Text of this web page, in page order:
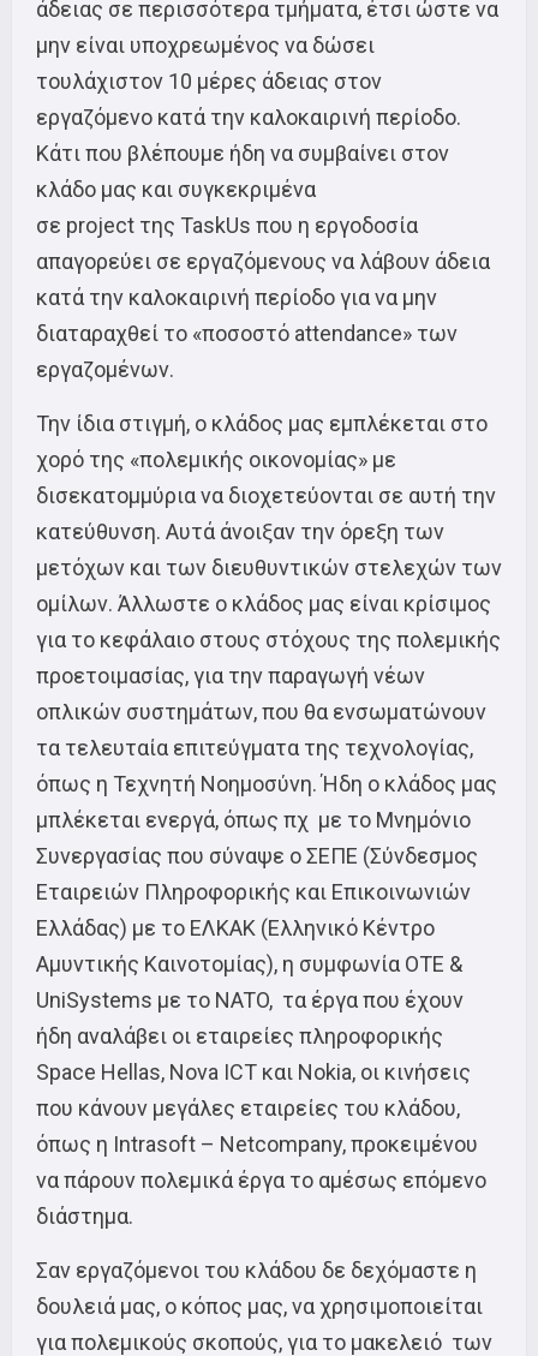
άδειας σε περισσότερα τμήματα, έτσι ώστε να
μην είναι υποχρεωμένος να δώσει
τουλάχιστον 10 μέρες άδειας στον
εργαζόμενο κατά την καλοκαιρινή περίοδο.
Κάτι που βλέπουμε ήδη να συμβαίνει στον
κλάδο μας και συγκεκριμένα
σε project της TaskUs που η εργοδοσία
απαγορεύει σε εργαζόμενους να λάβουν άδεια
κατά την καλοκαιρινή περίοδο για να μην
διαταραχθεί το «ποσοστό attendance» των
εργαζομένων.
Την ίδια στιγμή, ο κλάδος μας εμπλέκεται στο
χορό της «πολεμικής οικονομίας» με
δισεκατομμύρια να διοχετεύονται σε αυτή την
κατεύθυνση. Αυτά άνοιξαν την όρεξη των
μετόχων και των διευθυντικών στελεχών των
ομίλων. Άλλωστε ο κλάδος μας είναι κρίσιμος
για το κεφάλαιο στους στόχους της πολεμικής
προετοιμασίας, για την παραγωγή νέων
οπλικών συστημάτων, που θα ενσωματώνουν
τα τελευταία επιτεύγματα της τεχνολογίας,
όπως η Τεχνητή Νοημοσύνη. Ήδη ο κλάδος μας
μπλέκεται ενεργά, όπως πχ με το Μνημόνιο
Συνεργασίας που σύναψε ο ΣΕΠΕ (Σύνδεσμος
Εταιρειών Πληροφορικής και Επικοινωνιών
Ελλάδας) με το ΕΛΚΑΚ (Ελληνικό Κέντρο
Αμυντικής Καινοτομίας), η συμφωνία ΟΤΕ &
UniSystems με το NATO, τα έργα που έχουν
ήδη αναλάβει οι εταιρείες πληροφορικής
Space Hellas, Nova ICT και Nokia, οι κινήσεις
που κάνουν μεγάλες εταιρείες του κλάδου,
όπως η Intrasoft – Netcompany, προκειμένου
να πάρουν πολεμικά έργα το αμέσως επόμενο
διάστημα.
Σαν εργαζόμενοι του κλάδου δε δεχόμαστε η
δουλειά μας, ο κόπος μας, να χρησιμοποιείται
για πολεμικούς σκοπούς, για το μακελειό των